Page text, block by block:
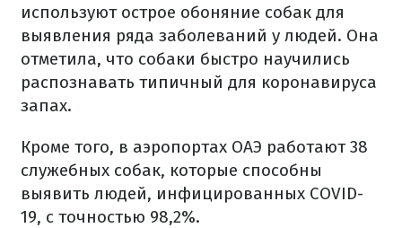
используют острое обоняние собак для
выявления ряда заболеваний у людей. Она
отметила, что собаки быстро научились
распознавать типичный для коронавируса
запах.
Кроме того, в аэропортах ОАЭ работают 38
служебных собак, которые способны
выявить людей, инфицированных COVID-
19, с точностью 98,2%.